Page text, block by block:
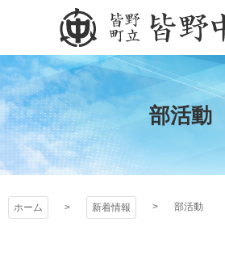
ン
ツ
本
文
へ
ス
ッ
プ
皆野町立皆野
部活動
ホーム 新着情報 部活動